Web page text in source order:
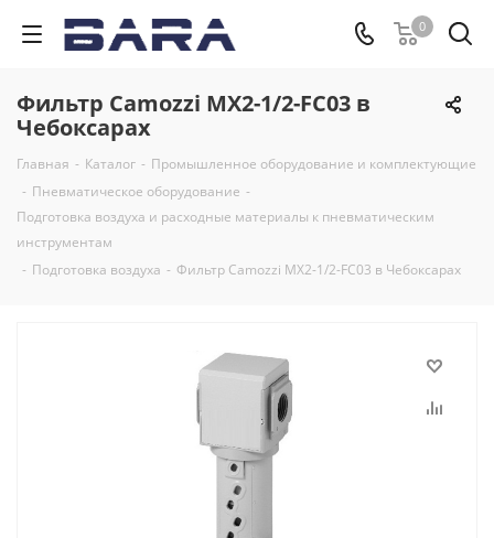
0
Фильтр Camozzi MX2-1/2-FC03 в
Чебоксарах
Главная - Каталог - Промышленное оборудование и комплектующие
- Пневматическое оборудование -
Подготовка воздуха и расходные материалы к пневматическим
инструментам
- Подготовка воздуха - Фильтр Camozzi MX2-1/2-FC03 в Чебоксарах